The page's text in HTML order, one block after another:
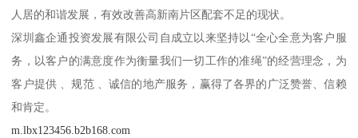
人居的和谐发展，有效改善高新南片区配套不足的现状。
深圳鑫企通投资发展有限公司自成立以来坚持以“全心全意为客户服
务，以客户的满意度作为衡量我们一切工作的准绳”的经营理念，为
客户提供 、规范 、诚信的地产服务，赢得了各界的广泛赞誉、信赖
和肯定。
m.lbx123456.b2b168.com